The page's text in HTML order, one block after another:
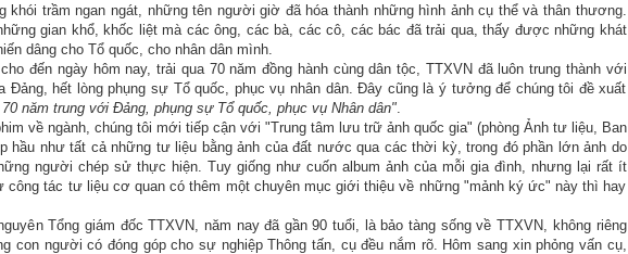
khói trầm ngan ngát, những tên người giờ đã hóa thành những hình ảnh cụ thể và thân thương.
gian khổ, khốc liệt mà các ông, các bà, các cô, các bác đã trải qua, thấy được những khát
dâng cho Tổ quốc, cho nhân dân mình.
đến ngày hôm nay, trải qua 70 năm đồng hành cùng dân tộc, TTXVN đã luôn trung thành với
Đảng, hết lòng phụng sự Tổ quốc, phục vụ nhân dân. Đây cũng là ý tưởng để chúng tôi đề xuất
năm trung với Đảng, phụng sự Tổ quốc, phục vụ Nhân dân".
về ngành, chúng tôi mới tiếp cận với "Trung tâm lưu trữ ảnh quốc gia" (phòng Ảnh tư liệu, Ban
hầu như tất cả những tư liệu bằng ảnh của đất nước qua các thời kỳ, trong đó phần lớn ảnh do
người chép sử thực hiện. Tuy giống như cuốn album ảnh của mỗi gia đình, nhưng lại rất ít
tác tư liệu cơ quan có thêm một chuyên mục giới thiệu về những "mảnh ký ức" này thì hay
Tổng giám đốc TTXVN, năm nay đã gần 90 tuổi, là bảo tàng sống về TTXVN, không riêng
con người có đóng góp cho sự nghiệp Thông tấn, cụ đều nắm rõ. Hôm sang xin phỏng vấn cụ,